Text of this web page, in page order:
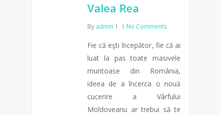
Valea Rea
By admin No Comments
Fie că eşti începător, fie că ai
luat la pas toate masivele
muntoase din România,
ideea de a încerca o nouă
cucerire a Vârfului
Moldoveanu ar trebui să te